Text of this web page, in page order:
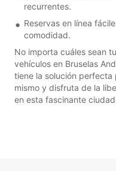
recurrentes.
Reservas en línea
comodidad.
No importa cuáles sean
vehículos en Bruselas
tiene la solución perfecta
mismo y disfruta de la
en esta fascinante